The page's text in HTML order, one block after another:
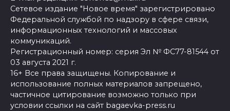
Сетевое издание "Новое время" зарегистрировано
Федеральной службой по надзору в сфере связи,
информационных технологий и массовых
коммуникаций.
Регистрационный номер: серия Эл № ФС77-81544 от
03 августа 2021 г.
16+ Все права защищены. Копирование и
использование полных материалов запрещено,
частичное цитирование возможно только при
условии ссылки на сайт bagaevka-press.ru